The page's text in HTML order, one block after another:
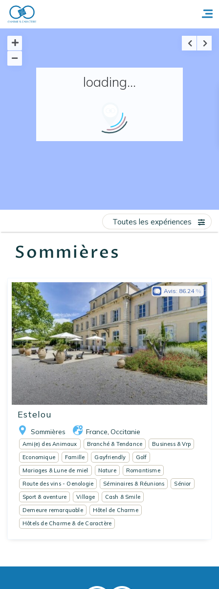
Accueil
Nos adresses en France
loading...
Sommières
Toutes les expériences
Estelou
Sommières France Occitanie
Avis: 86.24
Ami(e) des Animaux Branché & Tendance
Business & Vrp
Economique
Famille Gayfriendly
Golf
Mariages & Lune de miel
Nature
Romantisme
Route des vins - Oenologie
Séminaires & Réunions
Sénior
Sport & aventure
Village
Cash & Smile
Demeure remarquable
Hôtel de Charme
Hôtels de Charme & de Caractère